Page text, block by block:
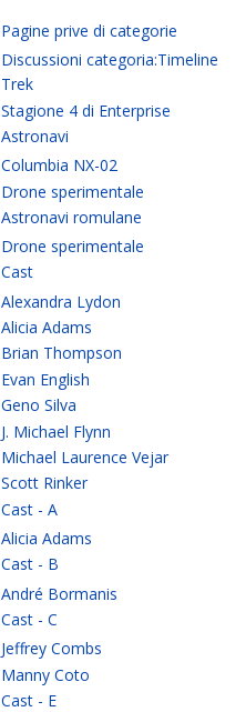
Pagine prive di categorie
Discussioni categoria:Timeline
Trek
Stagione 4 di Enterprise
Astronavi
Columbia NX-02
Drone sperimentale
Astronavi romulane
Drone sperimentale
Cast
Alexandra Lydon
Alicia Adams
Brian Thompson
Evan English
Geno Silva
J. Michael Flynn
Michael Laurence Vejar
Scott Rinker
Cast - A
Alicia Adams
Cast - B
André Bormanis
Cast - C
Jeffrey Combs
Manny Coto
Cast - E